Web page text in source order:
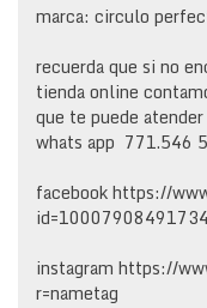
marca: circulo
recuerda que si no
tienda online
que te puede
whats app 771.546
facebook https://
instagram https://
r=nametag